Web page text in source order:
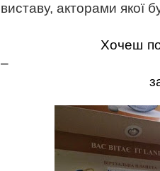
виставу, акторами якої
Хочеш
–
завітай у